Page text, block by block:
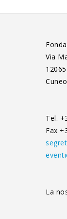
Via
Cuneo
Tel.
Fax
La